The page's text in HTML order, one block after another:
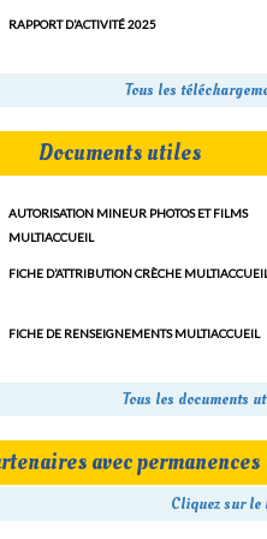
RAPPORT D’ACTIVITÉ 2025
Tous les
Documents utiles
AUTORISATION MINEUR PHOTOS ET FILMS
MULTIACCUEIL
FICHE D’ATTRIBUTION CRÈCHE
FICHE DE RENSEIGNEMENTS MULTIACCUEIL
Tous les documents
avec permanences
Cliquez sur le